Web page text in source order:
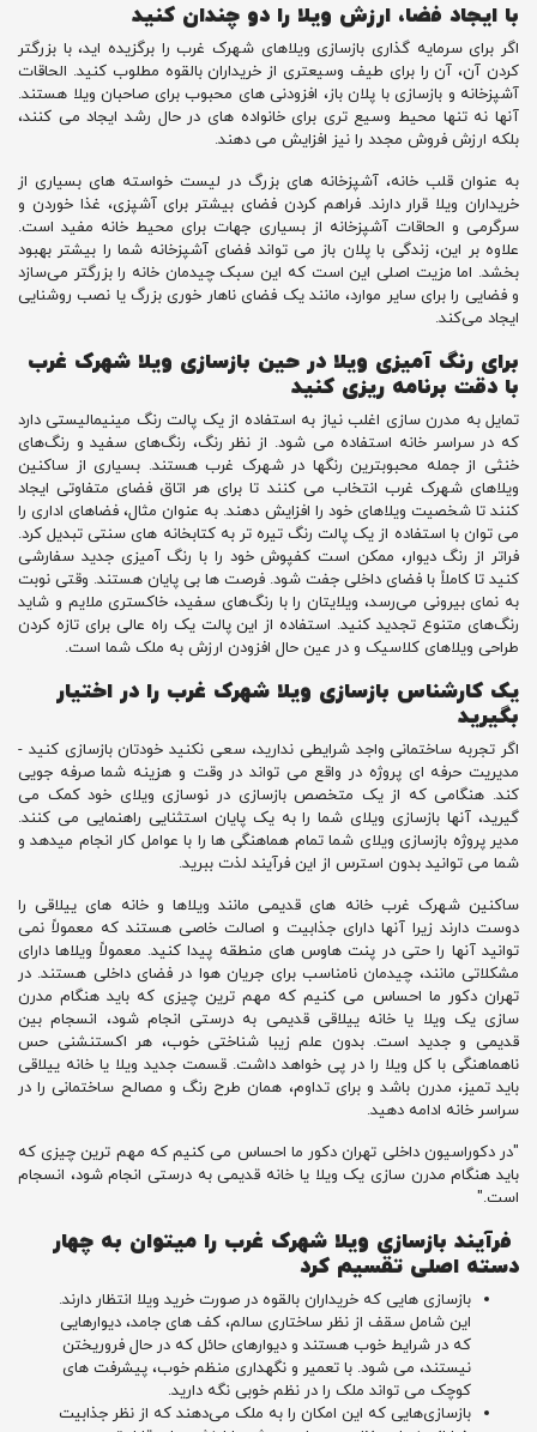
با ایجاد فضا، ارزش ویلا را دو چندان کنید
اگر برای سرمایه ‌گذاری بازسازی ویلاهای شهرک غرب را برگزیده اید، با بزرگتر
کردن آن، آن را برای طیف وسیعتری از خریداران بالقوه مطلوب کنید. الحاقات
آشپزخانه و بازسازی با پلان باز، افزودنی های محبوب برای صاحبان ویلا هستند.
آنها نه تنها محیط وسیع تری برای خانواده های در حال رشد ایجاد می کنند،
بلکه ارزش فروش مجدد را نیز افزایش می دهند.
به عنوان قلب خانه، آشپزخانه های بزرگ در لیست خواسته های بسیاری از
خریداران ویلا قرار دارند. فراهم کردن فضای بیشتر برای آشپزی، غذا خوردن و
سرگرمی و الحاقات آشپزخانه از بسیاری جهات برای محیط خانه مفید است.
علاوه بر این، زندگی با پلان باز می تواند فضای آشپزخانه شما را بیشتر بهبود
بخشد. اما مزیت اصلی این است که این سبک چیدمان خانه را بزرگتر می‌سازد
و فضایی را برای سایر موارد، مانند یک فضای ناهار خوری بزرگ یا نصب روشنایی
ایجاد می‌کند.
برای رنگ آمیزی ویلا در حین بازسازی ویلا شهرک غرب
با دقت برنامه ریزی کنید
تمایل به مدرن سازی اغلب نیاز به استفاده از یک پالت رنگ مینیمالیستی دارد
که در سراسر خانه استفاده می شود. از نظر رنگ، رنگ‌های سفید و رنگ‌های
خنثی از جمله محبوبترین رنگها در شهرک غرب هستند. بسیاری از ساکنین
ویلاهای شهرک غرب انتخاب می کنند تا برای هر اتاق فضای متفاوتی ایجاد
کنند تا شخصیت ویلاهای خود را افزایش دهند. به عنوان مثال، فضاهای اداری را
می توان با استفاده از یک پالت رنگ تیره تر به کتابخانه های سنتی تبدیل کرد.
فراتر از رنگ دیوار، ممکن است کفپوش خود را با رنگ آمیزی جدید سفارشی
کنید تا کاملاً با فضای داخلی جفت شود. فرصت ها بی پایان هستند. وقتی نوبت
به نمای بیرونی می‌رسد، ویلایتان را با رنگ‌های سفید، خاکستری ملایم و شاید
رنگ‌های متنوع تجدید کنید. استفاده از این پالت یک راه عالی برای تازه کردن
طراحی ویلاهای کلاسیک و در عین حال افزودن ارزش به ملک شما است.
یک کارشناس بازسازی ویلا شهرک غرب را در اختیار
بگیرید
اگر تجربه ساختمانی واجد شرایطی ندارید، سعی نکنید خودتان بازسازی کنید -
مدیریت حرفه ای پروژه در واقع می تواند در وقت و هزینه شما صرفه جویی
کند. هنگامی که از یک متخصص بازسازی در نوسازی ویلای خود کمک می
گیرید، آنها بازسازی ویلای شما را به یک پایان استثنایی راهنمایی می کنند.
مدیر پروژه بازسازی ویلای شما تمام هماهنگی ها را با عوامل کار انجام میدهد و
شما می توانید بدون استرس از این فرآیند لذت ببرید.
ساکنین شهرک غرب خانه های قدیمی مانند ویلاها و خانه های ییلاقی را
دوست دارند زیرا آنها دارای جذابیت و اصالت خاصی هستند که معمولاً نمی
توانید آنها را حتی در پنت هاوس های منطقه پیدا کنید. معمولاً ویلاها دارای
مشکلاتی مانند، چیدمان نامناسب برای جریان هوا در فضای داخلی هستند. در
تهران دکور ما احساس می کنیم که مهم ترین چیزی که باید هنگام مدرن
سازی یک ویلا یا خانه ییلاقی قدیمی به درستی انجام شود، انسجام بین
قدیمی و جدید است. بدون علم زیبا شناختی خوب، هر اکستنشنی حس
ناهماهنگی با کل ویلا را در پی خواهد داشت. قسمت جدید ویلا یا خانه ییلاقی
باید تمیز، مدرن باشد و برای تداوم، همان طرح رنگ و مصالح ساختمانی را در
سراسر خانه ادامه دهید.
"در دکوراسیون داخلی تهران دکور ما احساس می کنیم که مهم ترین چیزی که
باید هنگام مدرن سازی یک ویلا یا خانه قدیمی به درستی انجام شود، انسجام
است."
فرآیند بازسازی ویلا شهرک غرب را میتوان به چهار
دسته اصلی تقسیم کرد
بازسازی هایی که خریداران بالقوه در صورت خرید ویلا انتظار دارند.
این شامل سقف از نظر ساختاری سالم، کف های جامد، دیوارهایی
که در شرایط خوب هستند و دیوارهای حائل که در حال فروریختن
نیستند، می شود. با تعمیر و نگهداری منظم خوب، پیشرفت های
کوچک می تواند ملک را در نظم خوبی نگه دارید.
بازسازی‌هایی که این امکان را به ملک می‌دهند که از نظر جذابیت